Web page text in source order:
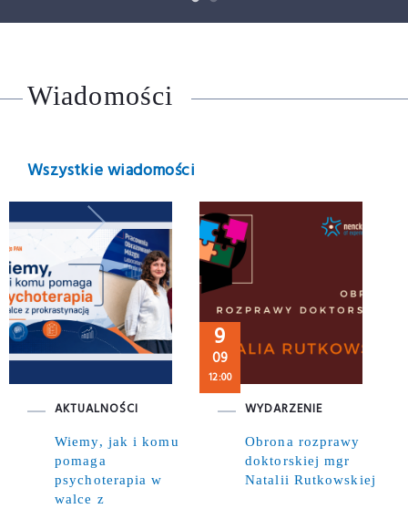
Wiadomości
Wszystkie wiadomości
AKTUALNOŚCI
Wiemy, jak i komu
pomaga
psychoterapia w
walce z
9
09
12:00
WYDARZENIE
Obrona rozprawy
doktorskiej mgr
Natalii Rutkowskiej